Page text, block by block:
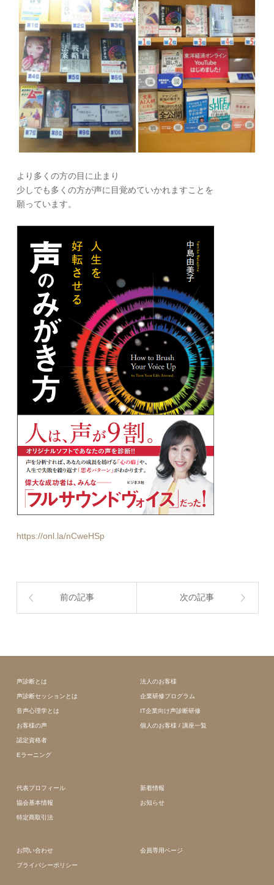
より多くの方の目に止まり
少しでも多くの方が声に目覚めていかれますことを
願っています。
https://onl.la/nCweHSp
前の記事 次の記事
声診断とは
声診断セッションとは
音声心理学とは
お客様の声
認定資格者
Eラーニング
法人のお客様
企業研修プログラム
IT企業向け声診断研修
個人のお客様 / 講座一覧
代表プロフィール
協会基本情報
特定商取引法
新着情報
お知らせ
お問い合わせ
プライバシーポリシー
会員専用ページ